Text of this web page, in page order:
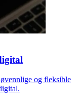
og fleksible